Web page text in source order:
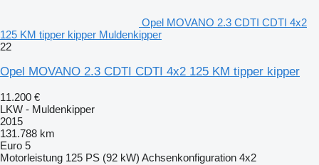
Opel MOVANO 2.3 CDTI CDTI 4x2
125 KM tipper kipper Muldenkipper
22
Opel MOVANO 2.3 CDTI CDTI 4x2 125 KM tipper kipper
11.200 €
LKW - Muldenkipper
2015
131.788 km
Euro 5
Motorleistung 125 PS (92 kW) Achsenkonfiguration 4x2